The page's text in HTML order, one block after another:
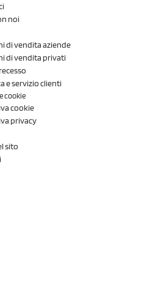
noi
di vendita aziende
di vendita privati
e servizio clienti
cookie
cookie
privacy
sito